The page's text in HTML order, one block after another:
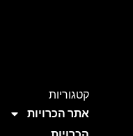
קטגוריות
אתר הכרויות